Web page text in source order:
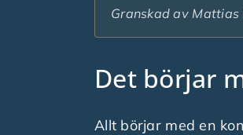
Granskad av
Det börjar
Allt börjar med en